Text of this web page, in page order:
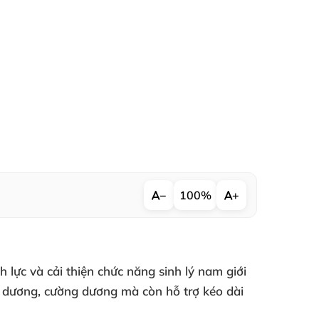
− 100% +
lực và cải thiện chức năng sinh lý nam giới
cường dương mà còn hỗ trợ kéo dài